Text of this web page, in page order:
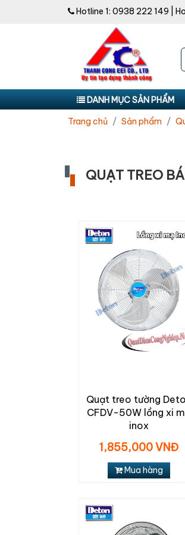
Hotline 1: 0938 222 149 |
DANH MỤC SẢN PHẨM
Trang chủ Sản phẩm
QUẠT TREO
Quạt treo tường
CFDV-50W lồng xi
inox
1,855,000 VNĐ
Mua hàng